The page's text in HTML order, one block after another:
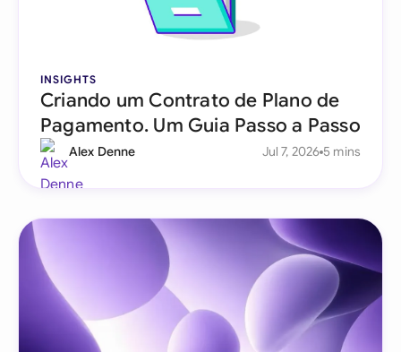
INSIGHTS
Criando um Contrato de Plano de
Pagamento. Um Guia Passo a Passo
Alex Denne Jul 7, 2026 5 mins